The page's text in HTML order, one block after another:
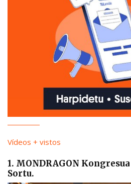
Vídeos + vistos
1. MONDRAGON
Sortu.